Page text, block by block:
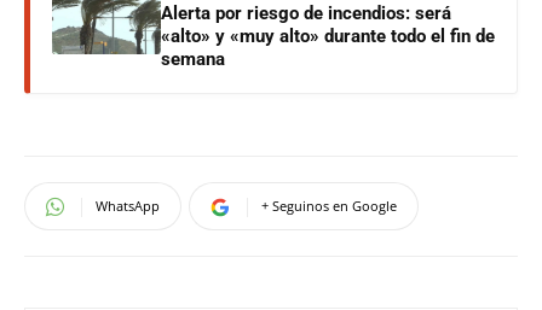
Alerta por riesgo de incendios: será
«alto» y «muy alto» durante todo el fin de
semana
WhatsApp + Seguinos en Google